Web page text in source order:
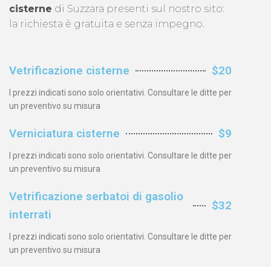
cisterne di Suzzara presenti sul nostro sito:
la richiesta è gratuita e senza impegno.
Vetrificazione cisterne $20
I prezzi indicati sono solo orientativi. Consultare le ditte per
un preventivo su misura
Verniciatura cisterne $9
I prezzi indicati sono solo orientativi. Consultare le ditte per
un preventivo su misura
Vetrificazione serbatoi di gasolio
interrati
$32
I prezzi indicati sono solo orientativi. Consultare le ditte per
un preventivo su misura